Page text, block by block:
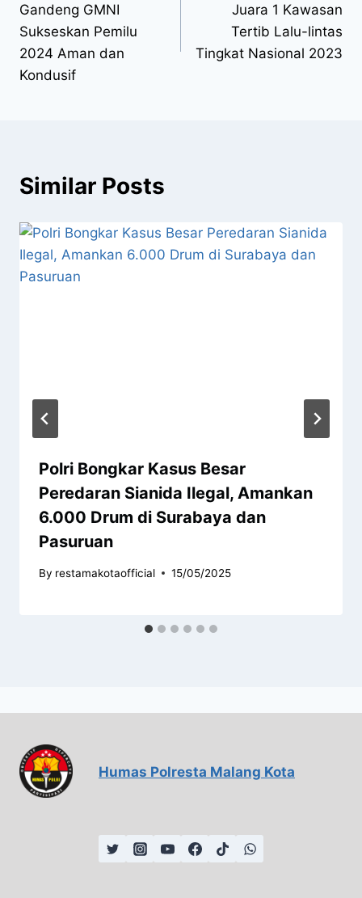
Gandeng GMNI
Sukseskan Pemilu
2024 Aman dan
Kondusif
Juara 1 Kawasan
Tertib Lalu-lintas
Tingkat Nasional 2023
Similar Posts
Polri Bongkar Kasus Besar
Peredaran Sianida Ilegal, Amankan
6.000 Drum di Surabaya dan
Pasuruan
By restamakotaofficial 15/05/2025
Humas Polresta Malang Kota